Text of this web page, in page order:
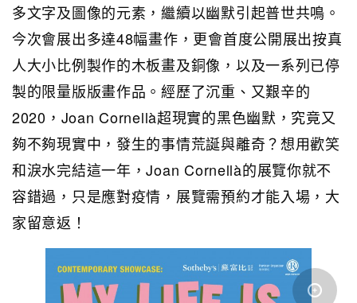
多文字及圖像的元素，繼續以幽默引起普世共鳴。
今次會展出多達48幅畫作，更會首度公開展出按真
人大小比例製作的木板畫及銅像，以及一系列已停
製的限量版版畫作品。經歷了沉重、又艱辛的
2020，Joan Cornellà超現實的黑色幽默，究竟又
夠不夠現實中，發生的事情荒誕與離奇？想用歡笑
和淚水完結這一年，Joan Cornellà的展覽你就不
容錯過，只是應對疫情，展覽需預約才能入場，大
家留意返！